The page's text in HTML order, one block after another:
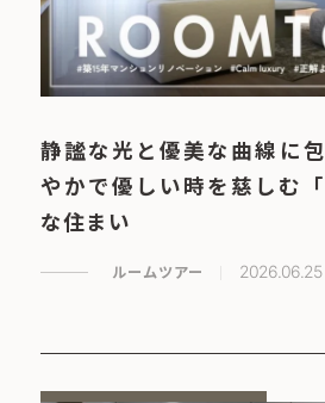
静謐な光と優美な曲線に
やかで優しい時を慈しむ
な住まい
ルームツアー 2026.06.25